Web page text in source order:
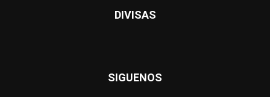
DIVISAS
SIGUENOS